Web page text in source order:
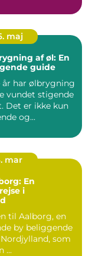
maj
af øl: En
guide
år har ølbrygning
vundet stigende
Det er ikke kun
og...
mar
En
i
til Aalborg, en
by beliggende
som
...